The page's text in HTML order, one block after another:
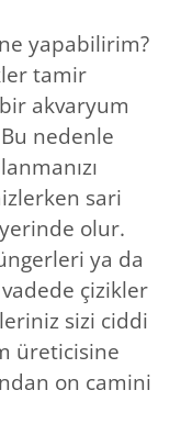
yapabilirim?
tamir
akvaryum
nedenle
sari
olur.
ya da
çizikler
sizi ciddi
üreticisine
on camini